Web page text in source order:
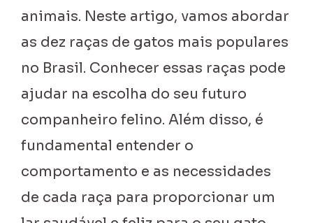
animais. Neste artigo, vamos abordar
as dez raças de gatos mais populares
no Brasil. Conhecer essas raças pode
ajudar na escolha do seu futuro
companheiro felino. Além disso, é
fundamental entender o
comportamento e as necessidades
de cada raça para proporcionar um